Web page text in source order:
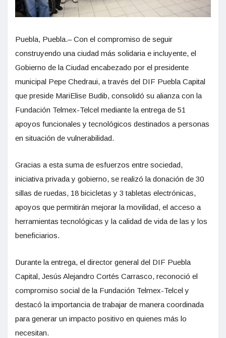
Puebla, Puebla.– Con el compromiso de seguir
construyendo una ciudad más solidaria e incluyente, el
Gobierno de la Ciudad encabezado por el presidente
municipal Pepe Chedraui, a través del DIF Puebla Capital
que preside MariElise Budib, consolidó su alianza con la
Fundación Telmex-Telcel mediante la entrega de 51
apoyos funcionales y tecnológicos destinados a personas
en situación de vulnerabilidad.
Gracias a esta suma de esfuerzos entre sociedad,
iniciativa privada y gobierno, se realizó la donación de 30
sillas de ruedas, 18 bicicletas y 3 tabletas electrónicas,
apoyos que permitirán mejorar la movilidad, el acceso a
herramientas tecnológicas y la calidad de vida de las y los
beneficiarios.
Durante la entrega, el director general del DIF Puebla
Capital, Jesús Alejandro Cortés Carrasco, reconoció el
compromiso social de la Fundación Telmex-Telcel y
destacó la importancia de trabajar de manera coordinada
para generar un impacto positivo en quienes más lo
necesitan.